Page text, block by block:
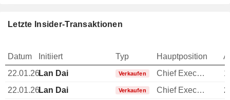
Letzte Insider-Transaktionen
Datum Initiiert Typ Hauptposition
22.01.26Lan Dai Verkaufen Chief Executive Officer (CEO)
22.01.26Lan Dai Verkaufen Chief Executive Officer (CEO)